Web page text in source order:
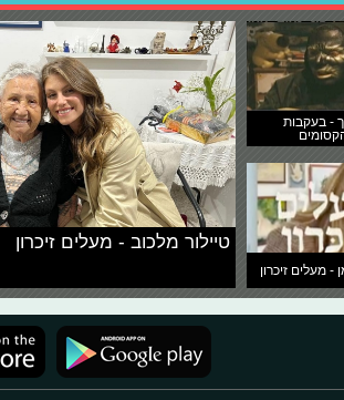
- בעקבות
- מעלים זיכרון
טיילור מלכוב - מעלים זיכרון